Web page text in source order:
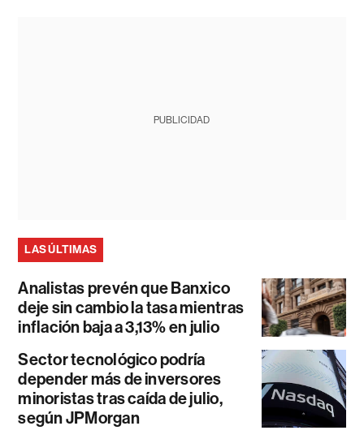
PUBLICIDAD
LAS ÚLTIMAS
Analistas prevén que Banxico
deje sin cambio la tasa mientras
inflación baja a 3,13% en julio
Sector tecnológico podría
depender más de inversores
minoristas tras caída de julio,
según JPMorgan